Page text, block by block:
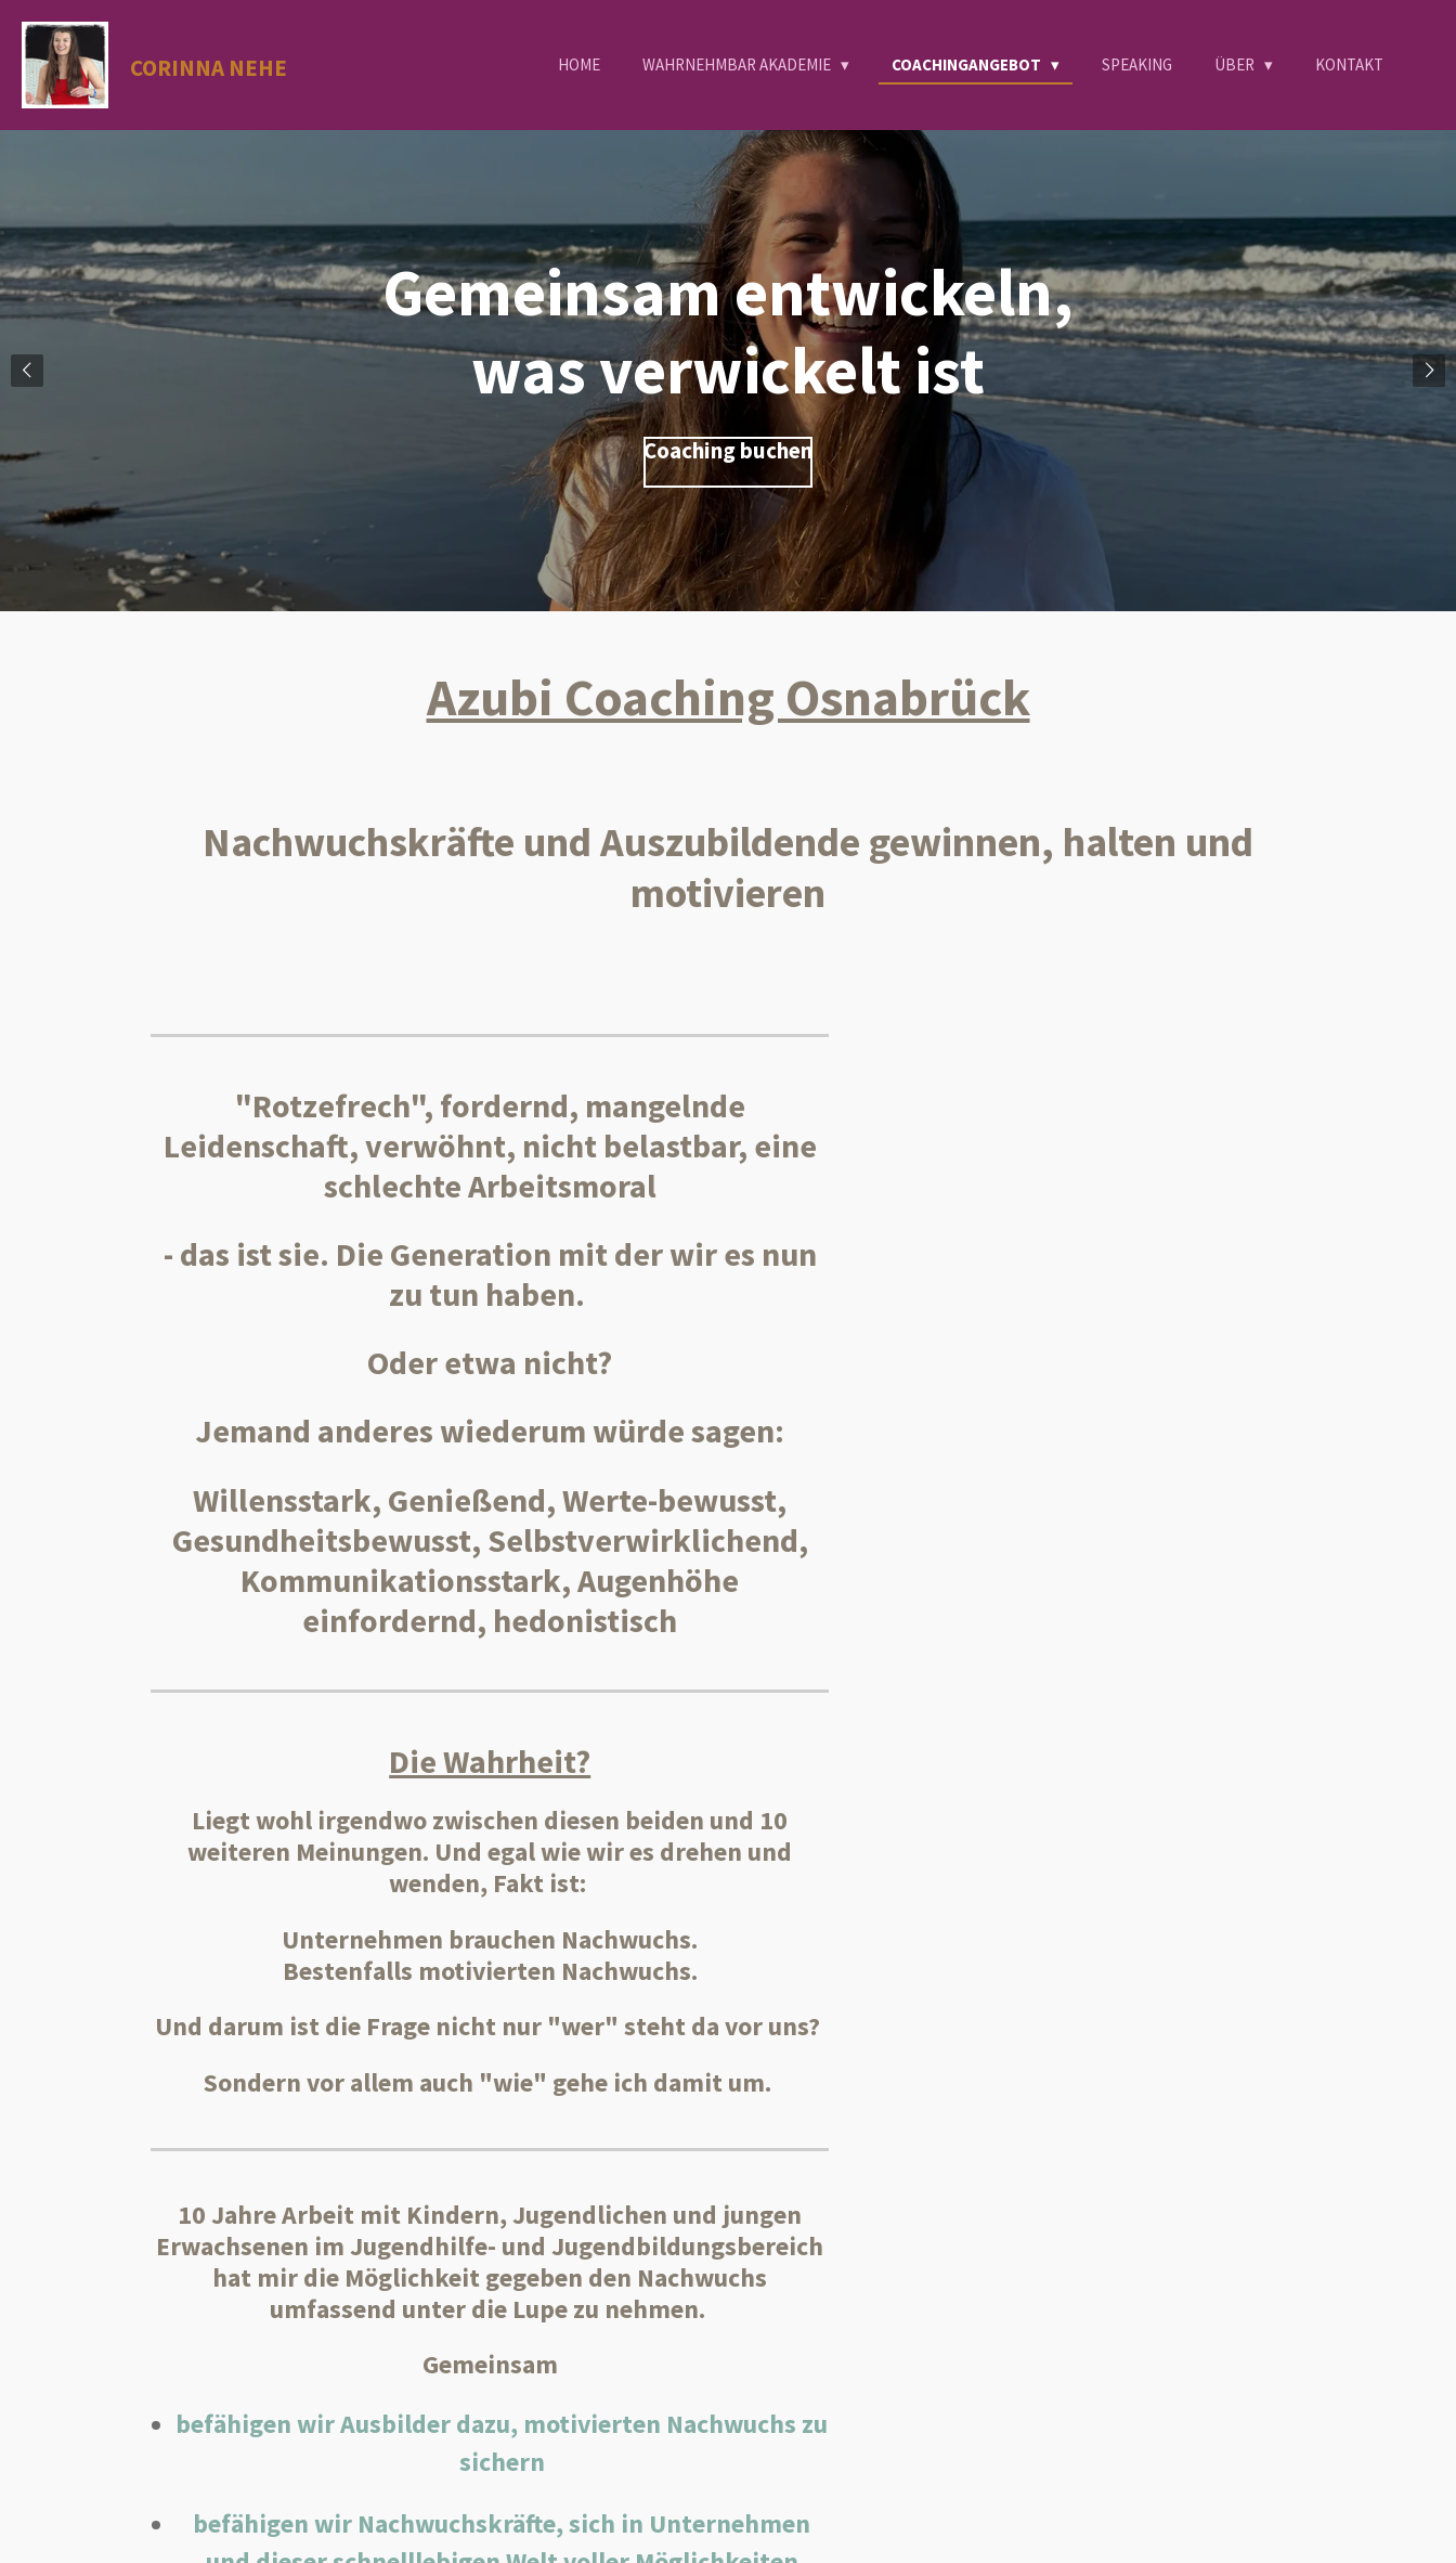
Zum
Hauptinhalt
springen
CORINNA NEHE HOME WAHRNEHMBAR AKADEMIE COACHINGANGEBOT SPEAKING ÜBER KONTAKT
Gemeinsam entwickeln,
was verwickelt ist
Coaching buchen
Azubi Coaching Osnabrück
Nachwuchskräfte und Auszubildende gewinnen, halten und
motivieren
"Rotzefrech", fordernd, mangelnde
Leidenschaft, verwöhnt, nicht belastbar, eine
schlechte Arbeitsmoral
- das ist sie. Die Generation mit der wir es nun
zu tun haben.
Oder etwa nicht?
Jemand anderes wiederum würde sagen:
Willensstark, Genießend, Werte-bewusst,
Gesundheitsbewusst, Selbstverwirklichend,
Kommunikationsstark, Augenhöhe
einfordernd, hedonistisch
Die Wahrheit?
Liegt wohl irgendwo zwischen diesen beiden und 10
weiteren Meinungen. Und egal wie wir es drehen und
wenden, Fakt ist:
Unternehmen brauchen Nachwuchs.
Bestenfalls motivierten Nachwuchs.
Und darum ist die Frage nicht nur "wer" steht da vor uns?
Sondern vor allem auch "wie" gehe ich damit um.
10 Jahre Arbeit mit Kindern, Jugendlichen und jungen
Erwachsenen im Jugendhilfe- und Jugendbildungsbereich
hat mir die Möglichkeit gegeben den Nachwuchs
umfassend unter die Lupe zu nehmen.
Gemeinsam
befähigen wir Ausbilder dazu, motivierten Nachwuchs zu
sichern
befähigen wir Nachwuchskräfte, sich in Unternehmen